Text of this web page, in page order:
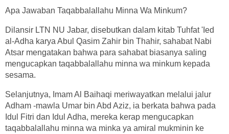
Apa Jawaban Taqabbalallahu Minna Wa Minkum?
Dilansir LTN NU Jabar, disebutkan dalam kitab Tuhfat 'Ied
al-Adha karya Abul Qasim Zahir bin Thahir, sahabat Nabi
Atsar mengatakan bahwa para sahabat biasanya saling
mengucapkan taqabbalallahu minna wa minkum kepada
sesama.
Selanjutnya, Imam Al Baihaqi meriwayatkan melalui jalur
Adham -mawla Umar bin Abd Aziz, ia berkata bahwa pada
Idul Fitri dan Idul Adha, mereka kerap mengucapkan
taqabbalallahu minna wa minka ya amiral mukminin ke